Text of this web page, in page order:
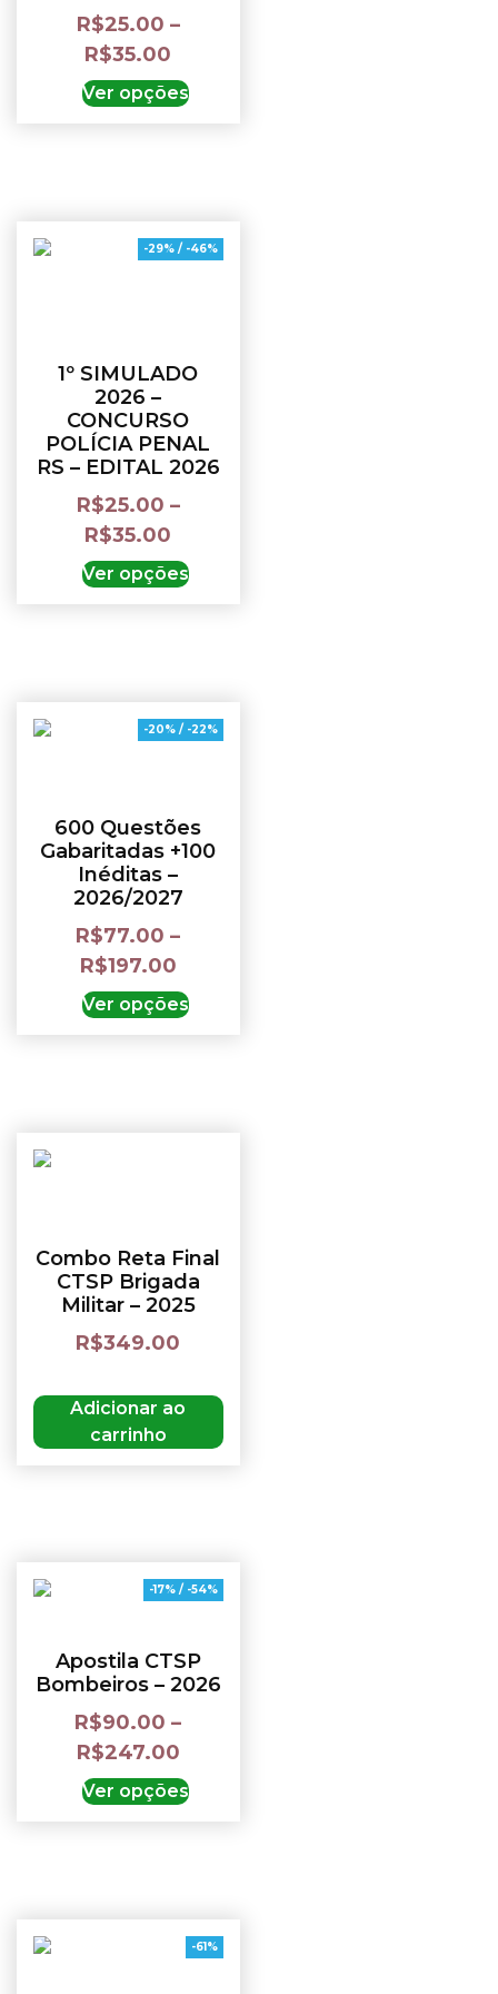
R$25.00 –
R$35.00
Ver opções
-29% / -46%
1º SIMULADO
2026 –
CONCURSO
POLÍCIA PENAL
RS – EDITAL 2026
R$25.00 –
R$35.00
Ver opções
-20% / -22%
600 Questões
Gabaritadas +100
Inéditas –
2026/2027
R$77.00 –
R$197.00
Ver opções
Combo Reta Final
CTSP Brigada
Militar – 2025
R$349.00
Adicionar ao
carrinho
-17% / -54%
Apostila CTSP
Bombeiros – 2026
R$90.00 –
R$247.00
Ver opções
-61%